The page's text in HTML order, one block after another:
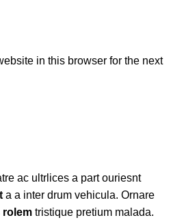
in this browser for the next
ac ultrlices a part ouriesnt
a a inter drum vehicula. Ornare
rolem tristique pretium malada.